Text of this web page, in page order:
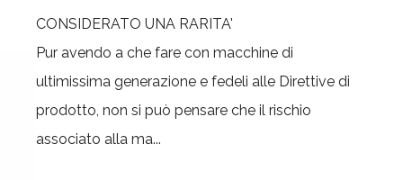
Pur avendo a che fare con macchine di
ultimissima generazione e fedeli alle Direttive di
prodotto, non si può pensare che il rischio
associato alla ma...